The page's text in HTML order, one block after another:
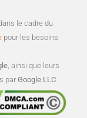
le cadre du
pour les besoins
, ainsi que leurs
par Google LLC